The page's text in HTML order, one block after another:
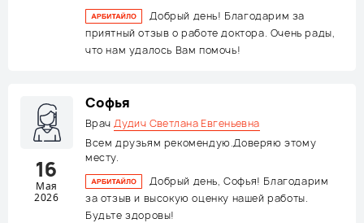
Добрый день! Благодарим за
приятный отзыв о работе доктора. Очень рады,
что нам удалось Вам помочь!
16
Мая
2026
Софья
ВрачДудич Светлана Евгеньевна
Всем друзьям рекомендую.Доверяю этому
месту.
Добрый день, Софья! Благодарим
за отзыв и высокую оценку нашей работы.
Будьте здоровы!